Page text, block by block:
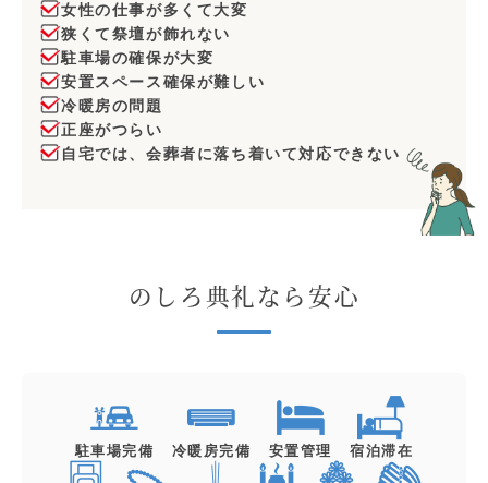
女性の仕事が多くて大変
狭くて祭壇が飾れない
駐車場の確保が大変
安置スペース確保が難しい
冷暖房の問題
正座がつらい
自宅では、会葬者に落ち着いて対応できない
のしろ典礼なら安心
駐車場完備 冷暖房完備 安置管理 宿泊滞在